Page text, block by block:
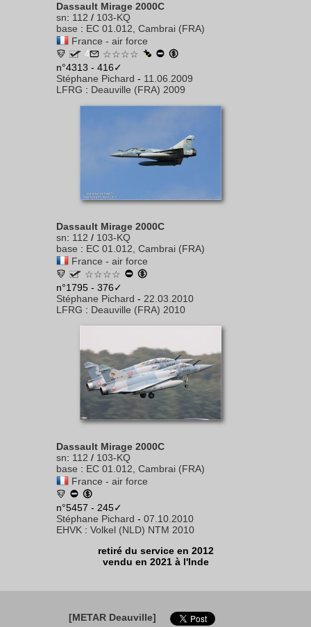
Dassault Mirage 2000C
sn: 112 / 103-KQ
base : EC 01.012, Cambrai (FRA)
France - air force
4
☆☆☆☆
n°4313 - 416✓
Stéphane Pichard - 11.06.2009
LFRG : Deauville (FRA) 2009
Dassault Mirage 2000C
sn: 112 / 103-KQ
base : EC 01.012, Cambrai (FRA)
France - air force
☆☆☆☆
n°1795 - 376✓
Stéphane Pichard - 22.03.2010
LFRG : Deauville (FRA) 2010
Dassault Mirage 2000C
sn: 112 / 103-KQ
base : EC 01.012, Cambrai (FRA)
France - air force
n°5457 - 245✓
Stéphane Pichard - 07.10.2010
EHVK : Volkel (NLD) NTM 2010
retiré du service en 2012
vendu en 2021 à l'Inde
[METAR Deauville]